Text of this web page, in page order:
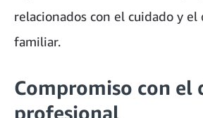
relacionados con el cuidado y el
familiar.
Compromiso con el
profesional